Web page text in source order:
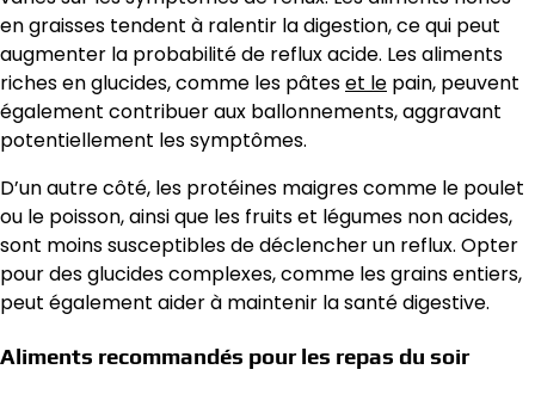
en graisses tendent à ralentir la digestion, ce qui peut
augmenter la probabilité de reflux acide. Les aliments
riches en glucides, comme les pâteset le pain, peuvent
également contribuer aux ballonnements, aggravant
potentiellement les symptômes.
D’un autre côté, les protéines maigres comme le poulet
ou le poisson, ainsi que les fruits et légumes non acides,
sont moins susceptibles de déclencher un reflux. Opter
pour des glucides complexes, comme les grains entiers,
peut également aider à maintenir la santé digestive.
Aliments recommandés pour les repas du soir